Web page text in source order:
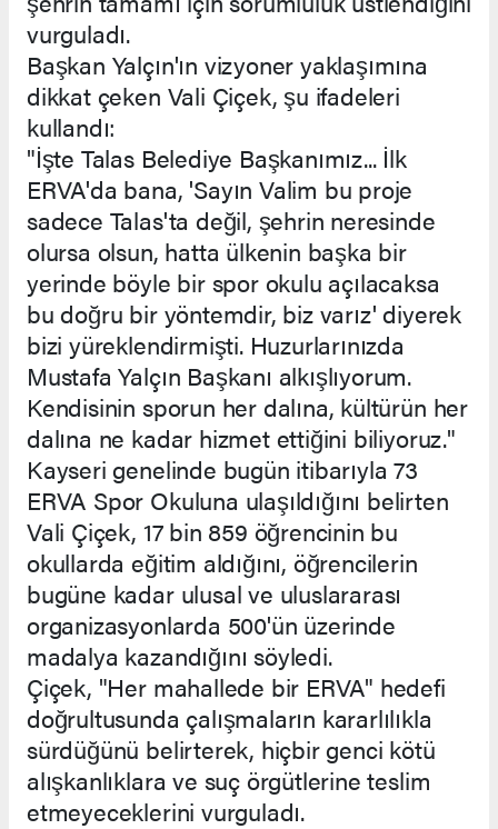
vurguladı.
Başkan Yalçın'ın vizyoner yaklaşımına
dikkat çeken Vali Çiçek, şu ifadeleri
kullandı:
"İşte Talas Belediye Başkanımız... İlk
ERVA'da bana, 'Sayın Valim bu proje
sadece Talas'ta değil, şehrin neresinde
olursa olsun, hatta ülkenin başka bir
yerinde böyle bir spor okulu açılacaksa
bu doğru bir yöntemdir, biz varız' diyerek
bizi yüreklendirmişti. Huzurlarınızda
Mustafa Yalçın Başkanı alkışlıyorum.
Kendisinin sporun her dalına, kültürün her
dalına ne kadar hizmet ettiğini biliyoruz."
Kayseri genelinde bugün itibarıyla 73
ERVA Spor Okuluna ulaşıldığını belirten
Vali Çiçek, 17 bin 859 öğrencinin bu
okullarda eğitim aldığını, öğrencilerin
bugüne kadar ulusal ve uluslararası
organizasyonlarda 500'ün üzerinde
madalya kazandığını söyledi.
Çiçek, "Her mahallede bir ERVA" hedefi
doğrultusunda çalışmaların kararlılıkla
sürdüğünü belirterek, hiçbir genci kötü
alışkanlıklara ve suç örgütlerine teslim
etmeyeceklerini vurguladı.